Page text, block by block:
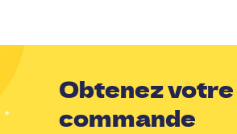
Obtenez votre
commande